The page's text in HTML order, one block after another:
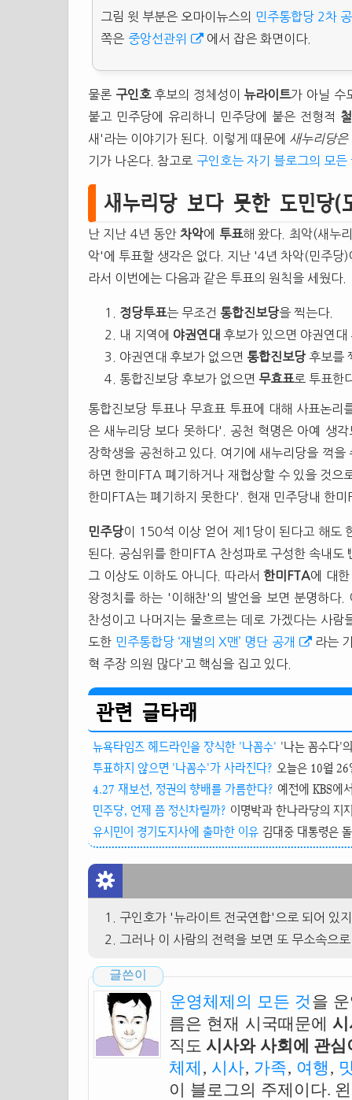
그림 윗 부분은 오마이뉴스의
민주통합당 2차
쪽은 중앙선관위 에서 잡은 화면이다.
물론 구인호후보의 정체성이 뉴라이트가 아닐 수
붙고 민주당에 유리하니 민주당에 붙은 전형적
새'라는 이야기가 된다. 이렇게 때문에 새누리당
기가 나온다. 참고로 구인호는 자기 블로그의 모든
새누리당 보다 못한 도민당(
난 지난 4년 동안차악에 투표해 왔다. 최악(새누
악'에 투표할 생각은 없다. 지난 '4년 차악(민주당
라서 이번에는 다음과 같은 투표의 원칙을 세웠다.
정당투표는 무조건 통합진보당을 찍는다.
내 지역에 야권연대 후보가 있으면 야권연대
야권연대 후보가 없으면 통합진보당후보를
통합진보당 후보가 없으면 무효표로 투표한
통합진보당 투표나 무효표 투표에 대해 사표논
은 새누리당 보다 못하다'. 공천 혁명은 아예 생
장학생을 공천하고 있다. 여기에 새누리당을 꺽
하면 한미FTA 폐기하거나 재협상할 수 있을 것
한미FTA는 폐기하지 못한다'. 현재 민주당내 한
민주당이 150석 이상 얻어 제1당이 된다고 해도
된다. 공심위를 한미FTA 찬성파로 구성한 속내
그 이상도 이하도 아니다. 따라서한미FTA에 대
왕정치를 하는 '이해찬'의 발언을 보면 분명하다
찬성이고 나머지는 물흐르는 데로 가겠다는 사람
도한 민주통합당 ‘재벌의 X맨’ 명단 공개
라는
혁 주장 의원 많다'고 핵심을 집고 있다.
관련 글타래
뉴욕타임즈 헤드라인을 장식한 '나꼼수' '나는 꼼수다'
투표하지 않으면 '나꼼수'가 사라진다? 오늘은 10월
4.27 재보선, 정권의 향배를 가름한다? 예전에 KBS에
민주당, 언제 쯤 정신차릴까? 이명박과 한나라당의 지
유시민이 경기도지사에 출마한 이유 김대중 대통령은
구인호가 '뉴라이트 전국연합'으로 되어 있
그러나 이 사람의 전력을 보면 또 무소속으
글쓴이
운영체제의 모든 것 을
름은 현재 시국때문에
직도 시사와 사회에 관
체제 , 시사, 가족, 여행 ,
이 블로그의 주제이다.